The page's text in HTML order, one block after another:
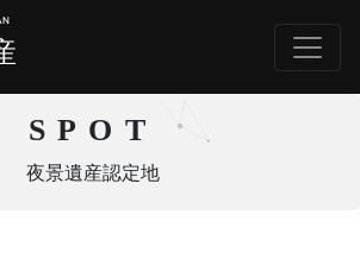
SPOT
夜景遺産認定地